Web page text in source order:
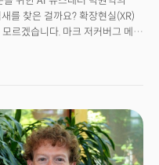
를 찾은 걸까요? 확장현실(XR)
모르겠습니다. 마크 저커버그 메타
한 약 81조원 규모의 누적
파트너십은 현지에서 큰
된 지각 능력과 자율 무기 시스템
Eye)’를 공동 설계·
납품할 예정이라고